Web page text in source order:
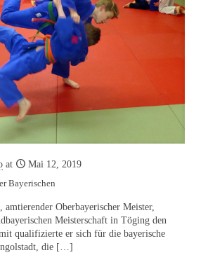
at
Mai 12, 2019
Bayerischen
Oberbayerischer Meister,
Meisterschaft in Töging den
qualifizierte er sich für die bayerische
die […]